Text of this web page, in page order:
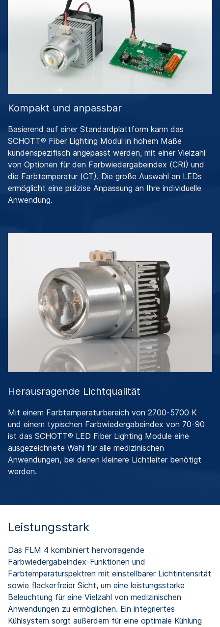
Kompakt und anpassbar
Basierend auf einer Standardplattform kann das
SCHOTT® Fiber Lighting Modul in hohem Maße
kundenspezifisch angepasst werden, mit einer Vielzahl
von Optionen für den Farbwiedergabeindex (CRI) und
die Farbtemperatur (CT). Die große Auswahl an LEDs
ermöglicht eine präzise Anpassung an Ihre individuelle
Anwendung.
Herausragende Lichtqualität
Mit einem Farbtemperaturbereich von 2700-5700 K
und einem typischen Farbwiedergabeindex von 70-90
ist das SCHOTT® LED Fiber Lighting Module eine
ausgezeichnete Wahl für alle medizinischen
Anwendungen, bei denen kleinere Lichtleiter benötigt
werden.
Leistungsstark
Das FLM 4 kombiniert hervorragende
Farbwiedergabeindex-Funktionen und
Farbtemperaturspektren mit einstellbarer Lichtintensität
sowie flackerfreier Sicht, um eine leistungsstarke
Beleuchtung für eine Vielzahl von medizinischen
Anwendungen zu ermöglichen. Ein integriertes
Kühlsystem sorgt außerdem für eine optimale Kühlung